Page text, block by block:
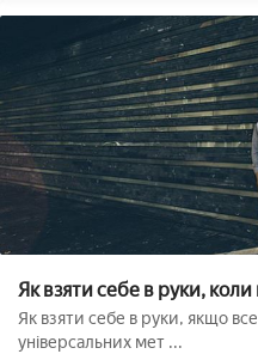
Як взяти себе в руки,
Як взяти себе в руки, якщо
універсальних мет ...